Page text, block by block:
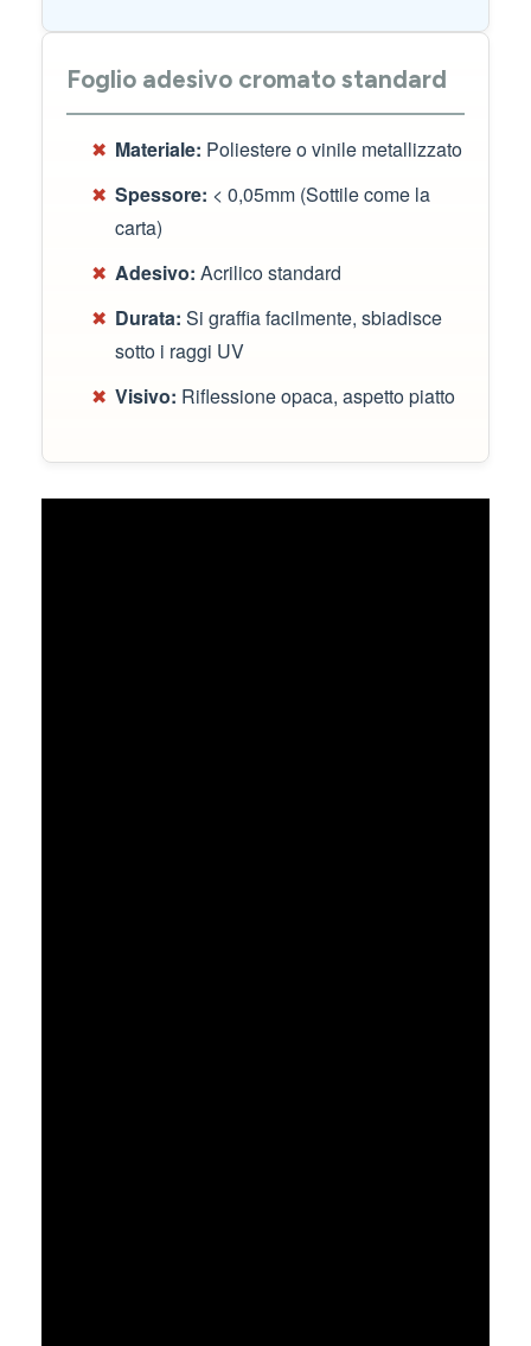
Foglio adesivo cromato standard
✖ Materiale: Poliestere o vinile metallizzato
✖ Spessore: < 0,05mm (Sottile come la
carta)
✖ Adesivo: Acrilico standard
✖ Durata: Si graffia facilmente, sbiadisce
sotto i raggi UV
✖ Visivo: Riflessione opaca, aspetto piatto